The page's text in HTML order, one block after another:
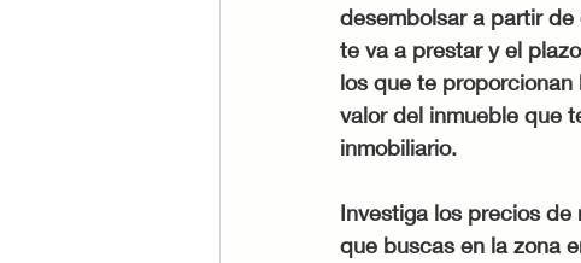
desembolsar a partir
te va a prestar y el
los que te
valor del inmueble que
inmobiliario.
Investiga los precios
que buscas en la zona